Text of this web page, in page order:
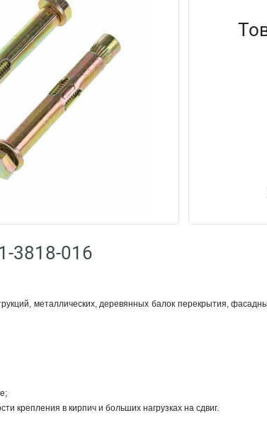
3818-016
металлических, деревянных балок перекрытия,
крепления в кирпич и больших нагрузках на сдвиг.